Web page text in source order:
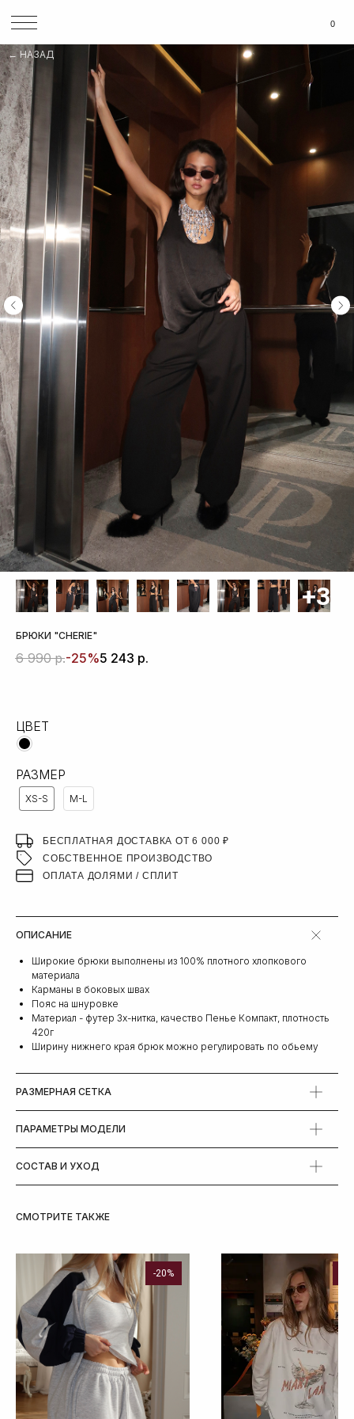
НАЗАД
БРЮКИ "CHERIE"
5 243 р.
6 990 р.-25%
ЦВЕТ
РАЗМЕР
XS-S M-L
БЕСПЛАТНАЯ ДОСТАВКА ОТ 6 000 ₽
СОБСТВЕННОЕ ПРОИЗВОДСТВО
ОПЛАТА ДОЛЯМИ / СПЛИТ
ОПИСАНИЕ
Широкие брюки выполнены из 100% плотного хлопкового
материала
Карманы в боковых швах
Пояс на шнуровке
Материал - футер 3х-нитка, качество Пенье Компакт, плотность
420г
Ширину нижнего края брюк можно регулировать по обьему
РАЗМЕРНАЯ СЕТКА
ПАРАМЕТРЫ МОДЕЛИ
СОСТАВ И УХОД
СМОТРИТЕ ТАКЖЕ
-20%